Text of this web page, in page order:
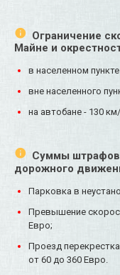
Ограничение
Майне и
в населенном
вне населенного
на автобане - 130
Суммы штрафов
дорожного
Парковка в
Превышение
Евро;
Проезд
от 60 до 360 Евро.